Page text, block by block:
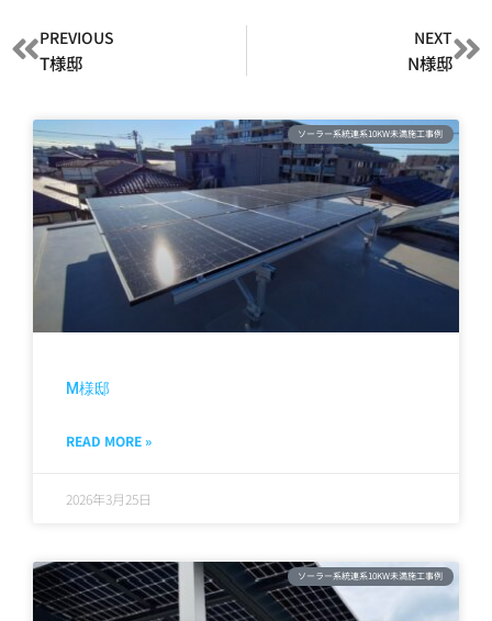
PREVIOUS
T様邸
NEXT
N様邸
ソーラー系統連系10KW未満施工事例
M様邸
READ MORE »
2026年3月25日
ソーラー系統連系10KW未満施工事例